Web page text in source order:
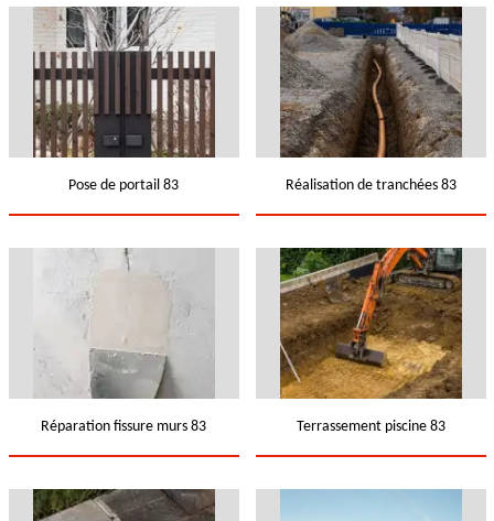
Pose de portail 83 Réalisation de tranchées 83
Réparation fissure murs 83 Terrassement piscine 83